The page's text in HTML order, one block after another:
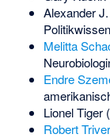
Alexander
Melitta
Endre
Lionel Tiger
Robert